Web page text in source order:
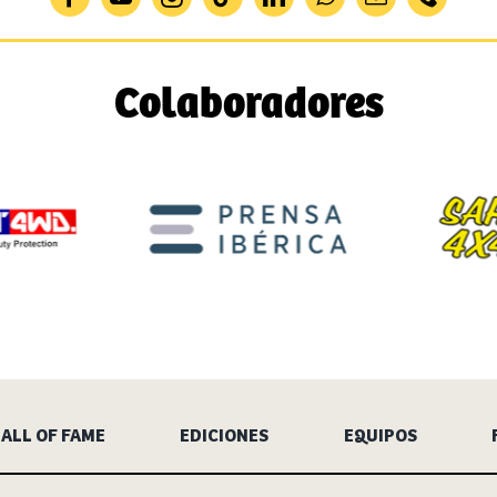
Colaboradores
OF FAME EDICIONES EQUIPOS